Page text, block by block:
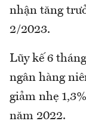
nhận tăng
2/2023.
Lũy kế 6
ngân hàng
giảm nhẹ
năm 2022.